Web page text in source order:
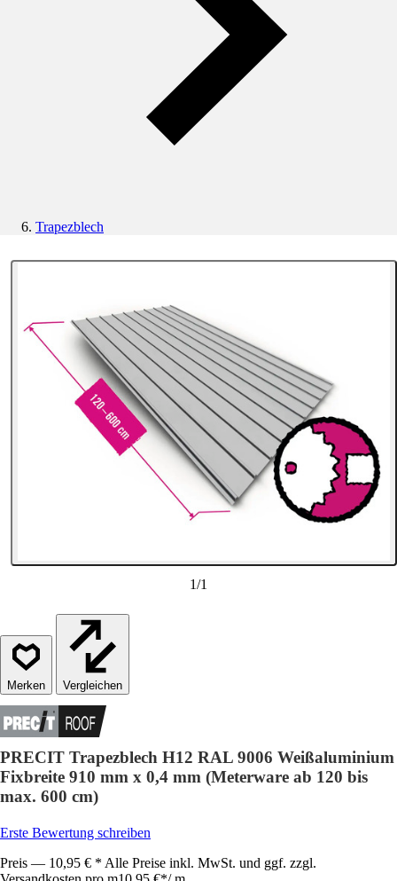
Trapezblech
1/1
Vergleichen
PRECIT Trapezblech H12 RAL 9006 Weißaluminium
Fixbreite 910 mm x 0,4 mm (Meterware ab 120 bis
max. 600 cm)
Erste Bewertung schreiben
Preis — 10,95 € * Alle Preise inkl. MwSt. und ggf. zzgl.